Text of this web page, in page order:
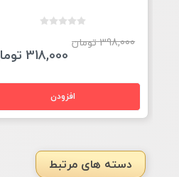
398,000 تومان
318,000 تومان
دسته های مرتبط